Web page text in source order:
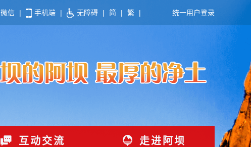
微信 | 手机端 | 无障碍 | 简 | 繁 | 统一用户登录
互动交流 走进阿坝